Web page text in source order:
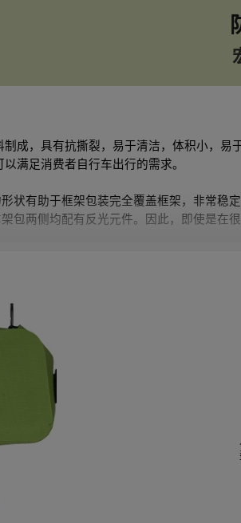
成，具有抗撕裂，易于清洁，体积小，易
满足消费者自行车出行的需求。
状有助于框架包装完全覆盖框架，非常稳定
包两侧均配有反光元件。因此，即使是在
存储空间